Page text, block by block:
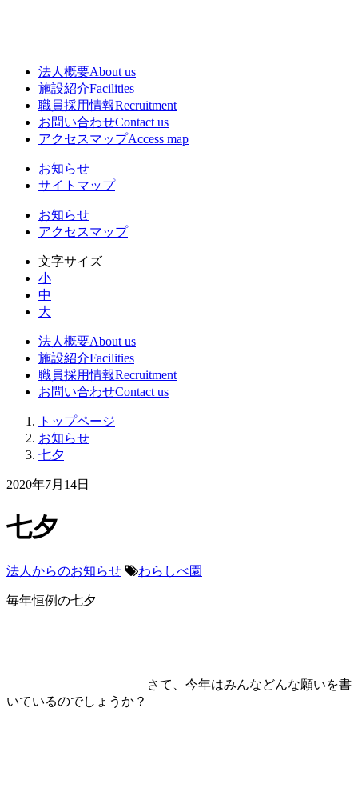
法人概要About us
施設紹介Facilities
職員採用情報Recruitment
お問い合わせContact us
アクセスマップAccess map
お知らせ
サイトマップ
お知らせ
アクセスマップ
文字サイズ
小
中
大
法人概要About us
施設紹介Facilities
職員採用情報Recruitment
お問い合わせContact us
トップページ
お知らせ
七夕
2020年7月14日
七夕
法人からのお知らせ わらしべ園
毎年恒例の七夕
さて、今年はみんなどんな願いを書
いているのでしょうか？